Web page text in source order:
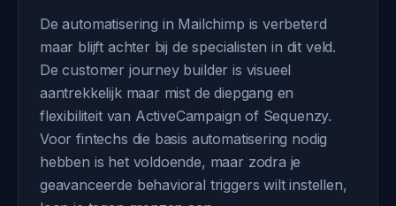
De automatisering in Mailchimp is verbeterd
maar blijft achter bij de specialisten in dit veld.
De customer journey builder is visueel
aantrekkelijk maar mist de diepgang en
flexibiliteit van ActiveCampaign of Sequenzy.
Voor fintechs die basis automatisering nodig
hebben is het voldoende, maar zodra je
geavanceerde behavioral triggers wilt instellen,